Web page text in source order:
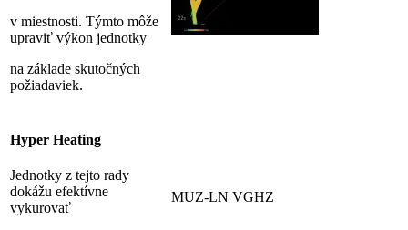
v miestnosti. Týmto môže
upraviť výkon jednotky
na základe skutočných
požiadaviek.
Hyper Heating
Jednotky z tejto rady
dokážu efektívne
vykurovať
MUZ-LN VGHZ